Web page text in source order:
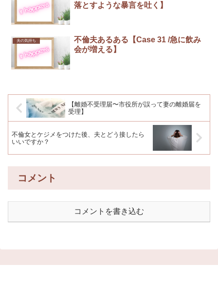
落とすような暴言を吐く】
夫の気持ち
不倫夫あるある【Case 31 /急に飲み
会が増える】
【離婚不受理届〜市役所が誤って妻の離婚届を
受理】
不倫女とケジメをつけた後、夫とどう接したら
いいですか？
コメント
コメントを書き込む